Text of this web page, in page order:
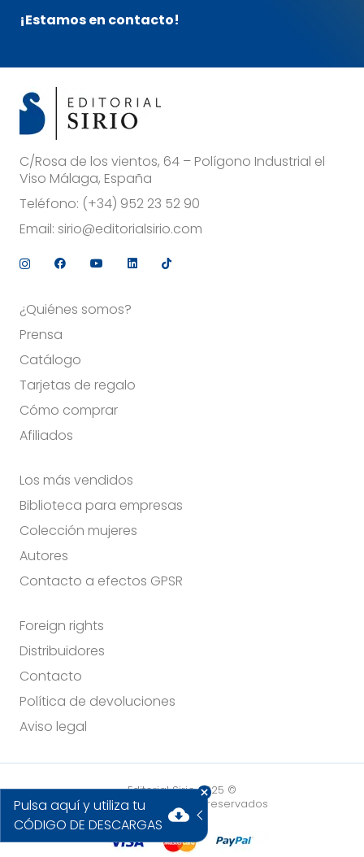
¡Estamos en contacto!
C/Rosa de los vientos, 64 – Polígono Industrial el
Viso Málaga, España
Teléfono: (+34) 952 23 52 90
Email: sirio@editorialsirio.com
cloud_download
Pulsa aquí y utiliza tu
CÓDIGO DE DESCARGAS
¿Quiénes somos?
Prensa
Catálogo
Tarjetas de regalo
Cómo comprar
Afiliados
Los más vendidos
Biblioteca para empresas
Colección mujeres
Autores
Contacto a efectos GPSR
Foreign rights
Distribuidores
Contacto
Política de devoluciones
Aviso legal
Editorial Sirio 2025 ©
Todos los derechos reservados